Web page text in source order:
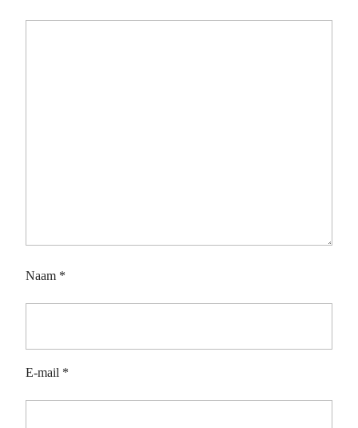
Naam *
E-mail *